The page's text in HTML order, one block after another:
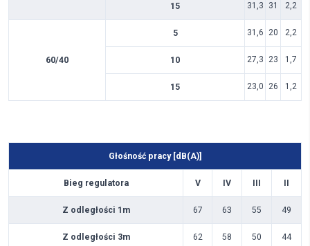
15 31,3 31 2,2
60/40
5 31,6 20 2,2
10 27,3 23 1,7
15 23,0 26 1,2
Głośność pracy [dB(A)]
Bieg regulatora V IV III II
Z odległości 1m 67 63 55 49
Z odległości 3m 62 58 50 44